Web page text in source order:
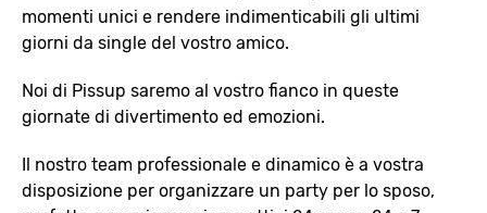
momenti unici e rendere indimenticabili gli ultimi
giorni da single del vostro amico.
Noi di Pissup saremo al vostro fianco in queste
giornate di divertimento ed emozioni.
Il nostro team professionale e dinamico è a vostra
disposizione per organizzare un party per lo sposo,